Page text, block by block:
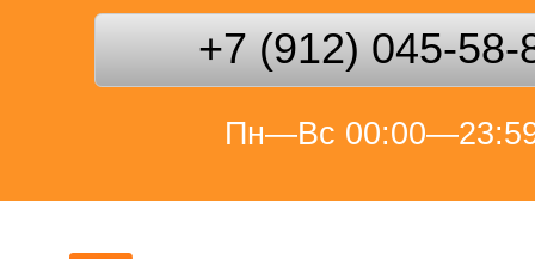
+7 (912) 045-58-
Пн—Вс